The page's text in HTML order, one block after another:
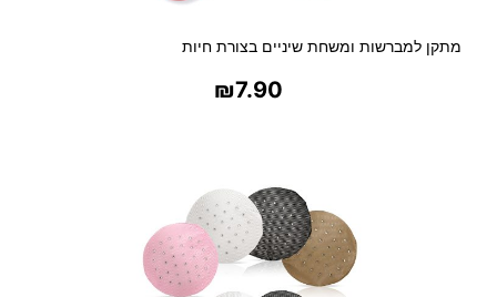
מתקן למברשות ומשחת שיניים בצורת חיות
₪7.90